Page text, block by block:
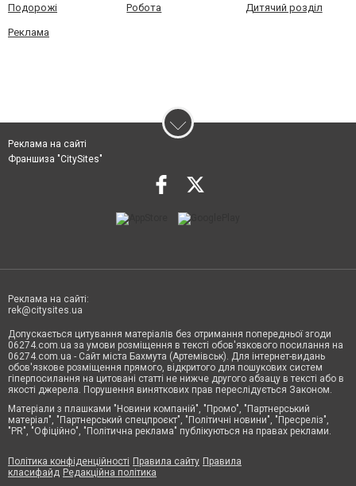
Подорожі Робота Дитячий розділ
Реклама
Реклама на сайті
Франшиза "CitySites"
Реклама на сайті:
rek@citysites.ua
Допускається цитування матеріалів без отримання попередньої згоди
06274.com.ua за умови розміщення в тексті обов'язкового посилання на
06274.com.ua - Сайт міста Бахмута (Артемівськ). Для інтернет-видань
обов'язкове розміщення прямого, відкритого для пошукових систем
гіперпосилання на цитовані статті не нижче другого абзацу в тексті або в
якості джерела. Порушення виняткових прав переслідується Законом.
Матеріали з плашками "Новини компаній", "Промо", "Партнерський
матеріал", "Партнерський спецпроєкт", "Політичні новини", "Пресреліз",
"PR", "Офіційно", "Політична реклама" публікуються на правах реклами.
Політика конфіденційності Правила сайту Правила
класифайд Редакційна політика